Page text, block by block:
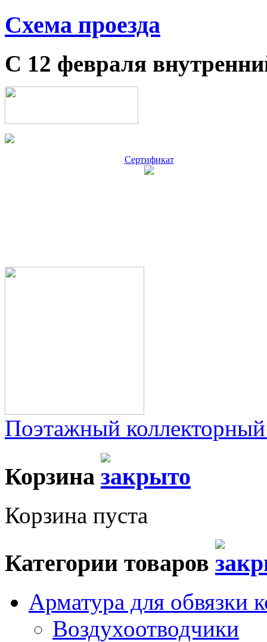
Схема проезда
С 12 февраля
Сертификат
Поэтажный
Корзина
Корзина пуста
Категории товаров
Арматура для обвязки
Воздухоотводчики